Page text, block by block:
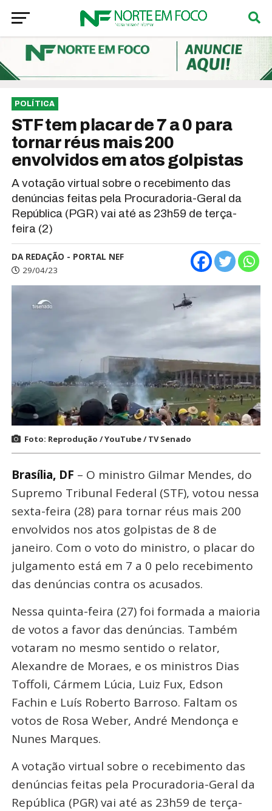
POLÍTICA
STF tem placar de 7 a 0 para
tornar réus mais 200
envolvidos em atos golpistas
A votação virtual sobre o recebimento das
denúncias feitas pela Procuradoria-Geral da
República (PGR) vai até as 23h59 de terça-
feira (2)
DA REDAÇÃO - PORTAL NEF
29/04/23
Foto: Reprodução / YouTube / TV Senado
Brasília, DF – O ministro Gilmar Mendes, do
Supremo Tribunal Federal (STF), votou nessa
sexta-feira (28) para tornar réus mais 200
envolvidos nos atos golpistas de 8 de
janeiro. Com o voto do ministro, o placar do
julgamento está em 7 a 0 pelo recebimento
das denúncias contra os acusados.
Nessa quinta-feira (27) foi formada a maioria
de votos a favor das denúncias. Também
votaram no mesmo sentido o relator,
Alexandre de Moraes, e os ministros Dias
Toffoli, Cármem Lúcia, Luiz Fux, Edson
Fachin e Luís Roberto Barroso. Faltam os
votos de Rosa Weber, André Mendonça e
Nunes Marques.
A votação virtual sobre o recebimento das
denúncias feitas pela Procuradoria-Geral da
República (PGR) vai até as 23h59 de terça-